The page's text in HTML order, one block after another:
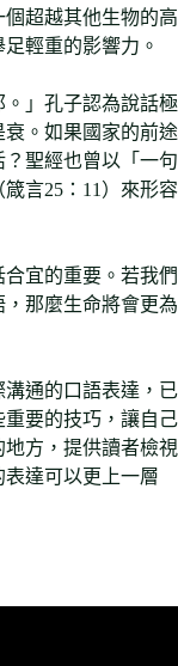
超越其他生物的高
輕重的影響力。
」孔子認為說話極
。如果國家的前途
聖經也曾以「一句
言25：11）來形容
宜的重要。若我們
那麼生命將會更為
通的口語表達，已
要的技巧，讓自己
方，提供讀者檢視
達可以更上一層